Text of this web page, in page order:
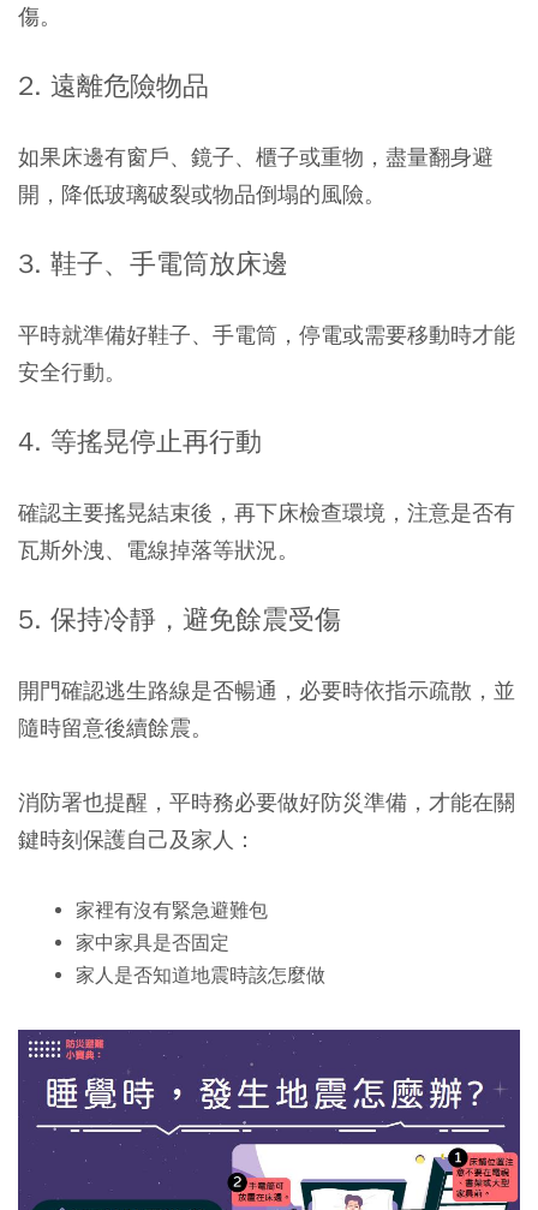
傷。
2. 遠離危險物品
如果床邊有窗戶、鏡子、櫃子或重物，盡量翻身避
開，降低玻璃破裂或物品倒塌的風險。
3. 鞋子、手電筒放床邊
平時就準備好鞋子、手電筒，停電或需要移動時才能
安全行動。
4. 等搖晃停止再行動
確認主要搖晃結束後，再下床檢查環境，注意是否有
瓦斯外洩、電線掉落等狀況。
5. 保持冷靜，避免餘震受傷
開門確認逃生路線是否暢通，必要時依指示疏散，並
隨時留意後續餘震。
消防署也提醒，平時務必要做好防災準備，才能在關
鍵時刻保護自己及家人：
家裡有沒有緊急避難包
家中家具是否固定
家人是否知道地震時該怎麼做